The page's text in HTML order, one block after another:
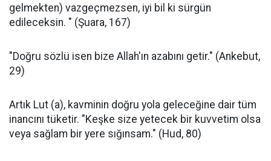
gelmekten) vazgeçmezsen, iyi bil ki sürgün
edileceksin. " (Şuara, 167)
"Doğru sözlü isen bize Allah'ın azabını getir." (Ankebut,
29)
Artık Lut (a), kavminin doğru yola geleceğine dair tüm
inancını tüketir. "Keşke size yetecek bir kuvvetim olsa
veya sağlam bir yere sığınsam." (Hud, 80)